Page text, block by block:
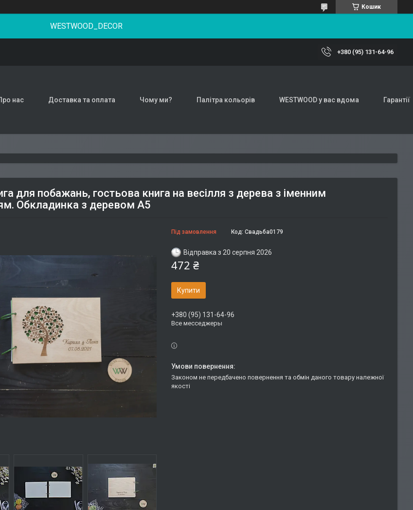
Кошик
WESTWOOD_DECOR
+380 (95) 131-64-96
нас Доставка та оплата Чому ми? Палітра кольорів WESTWOOD у вас вдома Гарантії
для побажань, гостьова книга на весілля з дерева з іменним
Обкладинка з деревом А5
Під замовлення Код: Свадьба0179
Відправка з 20 серпня 2026
472 ₴
Купити
+380 (95) 131-64-96
Все месседжеры
Законом не передбачено повернення та обмін даного товару належної
якості